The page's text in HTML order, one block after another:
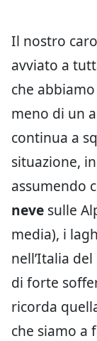
Il nostro
avviato a
che
meno di un
continua a
situazione,
assumendo
neve sulle
media), i
nell’Italia
di forte
ricorda
che siamo a